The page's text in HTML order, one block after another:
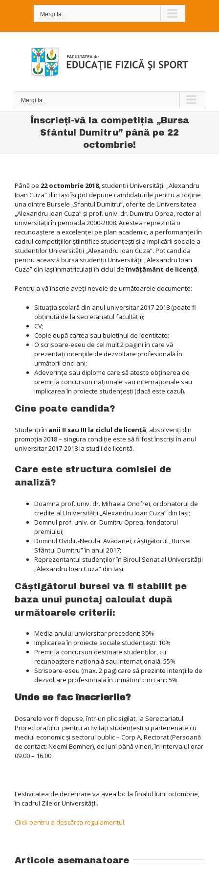
Mergi la...
Mergi la...
Înscrieți-vă la competiția „Bursa
Sfântul Dumitru” până pe 22
octombrie!
Până pe 22 octombrie 2018, studenţii Universităţii „Alexandru
Ioan Cuza” din Iaşi îşi pot depune candidaturile pentru a obţine
una dintre Bursele „Sfantul Dumitru”, oferite de Universitatea
„Alexandru Ioan Cuza” şi prof. univ. dr. Dumitru Oprea, rector al
universităţii în perioada 2000-2008. Acestea reprezintă o
recunoaştere a excelenţei pe plan academic, a performanței în
cadrul competițiilor științifice studențești şi a implicării sociale a
studenţilor Universităţii „Alexandru Ioan Cuza”. Pot candida
pentru această bursă studenţii Universităţii „Alexandru Ioan
Cuza” din Iaşi înmatriculaţi în ciclul deînvăţământ de licenţă.
Pentru a vă înscrie aveţi nevoie de următoarele documente:
Situaţia şcolară din anul universitar 2017-2018 (poate fi
obţinută de la secretariatul facultăţii);
CV;
Copie după cartea sau buletinul de identitate;
O scrisoare-eseu de cel mult 2 pagini în care vă
prezentaţi intenţiile de dezvoltare profesională în
următorii cinci ani;
Adeverinţe sau diplome care să ateste obţinerea de
premii la concursuri naţionale sau internaţionale sau
implicarea în proiecte studenţeşti (dacă este cazul).
Cine poate candida?
Studenţi în anii II sau III la ciclul de licenţă, absolvenţi din
promoţia 2018 – singura condiţie este să fi fost înscrişi în anul
universitar 2017-2018 la studii de licenţă.
Care este structura comisiei de
analiză?
Doamna prof. univ. dr. Mihaela Onofrei, ordonatorul de
credite al Universităţii „Alexandru Ioan Cuza” din Iaşi;
Domnul prof. univ. dr. Dumitru Oprea, fondatorul
premiului;
Domnul Ovidiu-Neculai Avădanei, câştigătorul „Bursei
Sfântul Dumitru” în anul 2017;
Reprezentantul studenţilor în Biroul Senat al Universităţii
„Alexandru Ioan Cuza” din Iaşi.
Câştigătorul bursei va fi stabilit pe
baza unui punctaj calculat după
următoarele criterii:
Media anului unviersitar precedent: 30%
Implicarea în proiecte sociale studenţeşti: 10%
Premii la concursuri destinate studenţilor, cu
recunoaştere naţională sau internaţională: 55%
Scrisoare-eseu (max. 2 pag) care să prezinte intenţiile de
dezvoltare profesională în următorii cinci ani: 5%
Unde se fac înscrierile?
Dosarele vor fi depuse, într-un plic sigilat, la Serectariatul
Prorectoratului pentru activităţi studenţeşti şi parteneriate cu
mediul economic şi sectorul public – Corp A, Rectorat (Persoană
de contact: Noemi Bomher), de luni până vineri, în intervalul orar
09.00 – 16.00.
Festivitatea de decernare va avea loc la finalul lunii octombrie,
în cadrul Zilelor Universității.
Click pentru a descărca regulamentul.
Articole asemanatoare